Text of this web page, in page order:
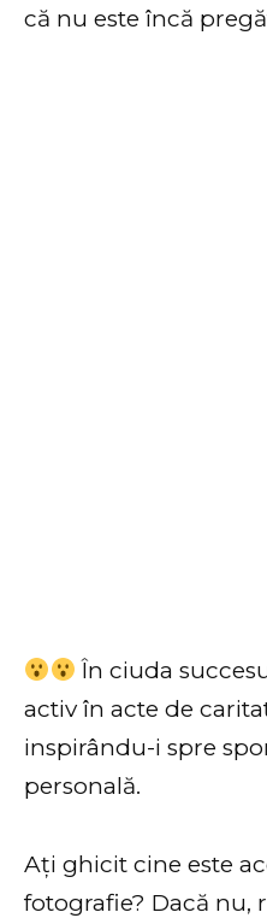
că nu este încă
În ciuda
activ în acte de
inspirându-i spre
personală.
Ați ghicit cine este
fotografie? Dacă nu,